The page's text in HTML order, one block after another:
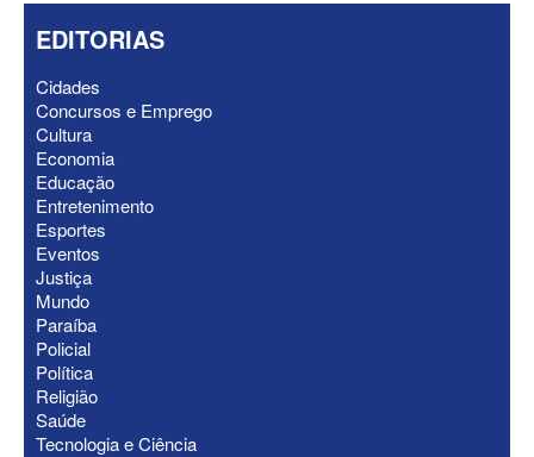
ELEIÇÕES 2026 - Nabor Vanderley
pede primeiro voto em João Azevêdo e
oficializa Daniella Ribeiro como
suplente
EDITORIAS
Cidades
Concursos e Emprego
Cultura
Economia
Educação
Entretenimento
Esportes
Eventos
Justiça
Mundo
Paraíba
Policial
Política
Religião
Saúde
Tecnologia e Ciência